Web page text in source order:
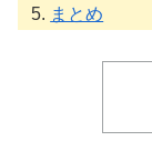
まとめ